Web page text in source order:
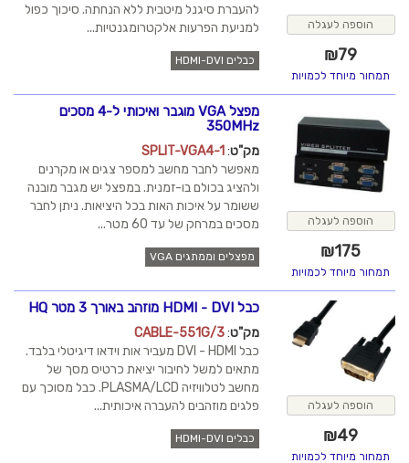
הוספה לעגלה
₪79
תמחור מיוחד לכמויות
להעברת סיגנל מיטבית ללא הנחתה. סיכוך כפול
למניעת הפרעות אלקטרומגנטיות...
כבלים HDMI-DVI
הוספה לעגלה
₪175
תמחור מיוחד לכמויות
מפצל VGA מוגבר ואיכותי ל-4 מסכים
350MHz
מק"ט:
SPLIT-VGA4-1
מאפשר לחבר מחשב למספר צגים או מקרנים
ולהציג בכולם בו-זמנית. במפצל יש מגבר מובנה
ששומר על איכות האות בכל היציאות. ניתן לחבר
מסכים במרחק של עד 60 מטר...
מפצלים וממתגים VGA
הוספה לעגלה
₪49
תמחור מיוחד לכמויות
כבל HDMI - DVI מוזהב באורך 3 מטר HQ
מק"ט:
CABLE-551G/3
כבל DVI - HDMI מעביר אות וידאו דיגיטלי בלבד.
מתאים למשל לחיבור יציאת כרטיס מסך של
מחשב לטלוויזיה PLASMA/LCD. כבל מסוכך עם
פלגים מוזהבים להעברה איכותית...
כבלים HDMI-DVI